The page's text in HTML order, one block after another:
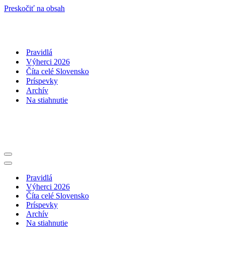
Preskočiť na obsah
Pravidlá
Výherci 2026
Číta celé Slovensko
Príspevky
Archív
Na stiahnutie
Menu
navigácie
Menu
navigáciePravidlá
Výherci 2026
Číta celé Slovensko
Príspevky
Archív
Na stiahnutie